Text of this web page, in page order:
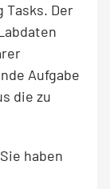
Tasks. Der
Aufgabe
die zu
haben